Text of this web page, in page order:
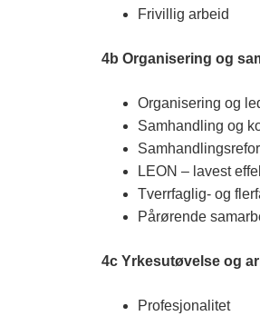
Frivillig arbeid
4b Organisering og
Organisering og
Samhandling og
LEON – lavest
Tverrfaglig- og
Pårørende
4c Yrkesutøvelse og
Profesjonalitet